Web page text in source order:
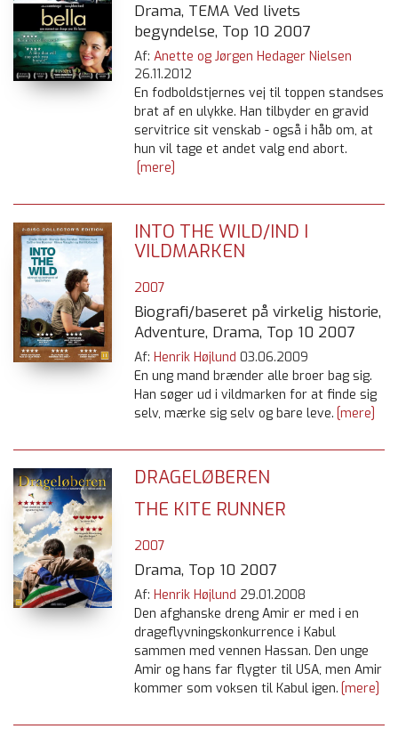
Drama, TEMA Ved livets
begyndelse, Top 10 2007
Af: Anette og Jørgen Hedager Nielsen
26.11.2012
En fodboldstjernes vej til toppen standses
brat af en ulykke. Han tilbyder en gravid
servitrice sit venskab - også i håb om, at
hun vil tage et andet valg end abort.
[mere]
INTO THE WILD/IND I
VILDMARKEN
2007
Biografi/baseret på virkelig historie,
Adventure, Drama, Top 10 2007
Af: Henrik Højlund 03.06.2009
En ung mand brænder alle broer bag sig.
Han søger ud i vildmarken for at finde sig
selv, mærke sig selv og bare leve. [mere]
DRAGELØBEREN
THE KITE RUNNER
2007
Drama, Top 10 2007
Af: Henrik Højlund 29.01.2008
Den afghanske dreng Amir er med i en
drageflyvningskonkurrence i Kabul
sammen med vennen Hassan. Den unge
Amir og hans far flygter til USA, men Amir
kommer som voksen til Kabul igen. [mere]